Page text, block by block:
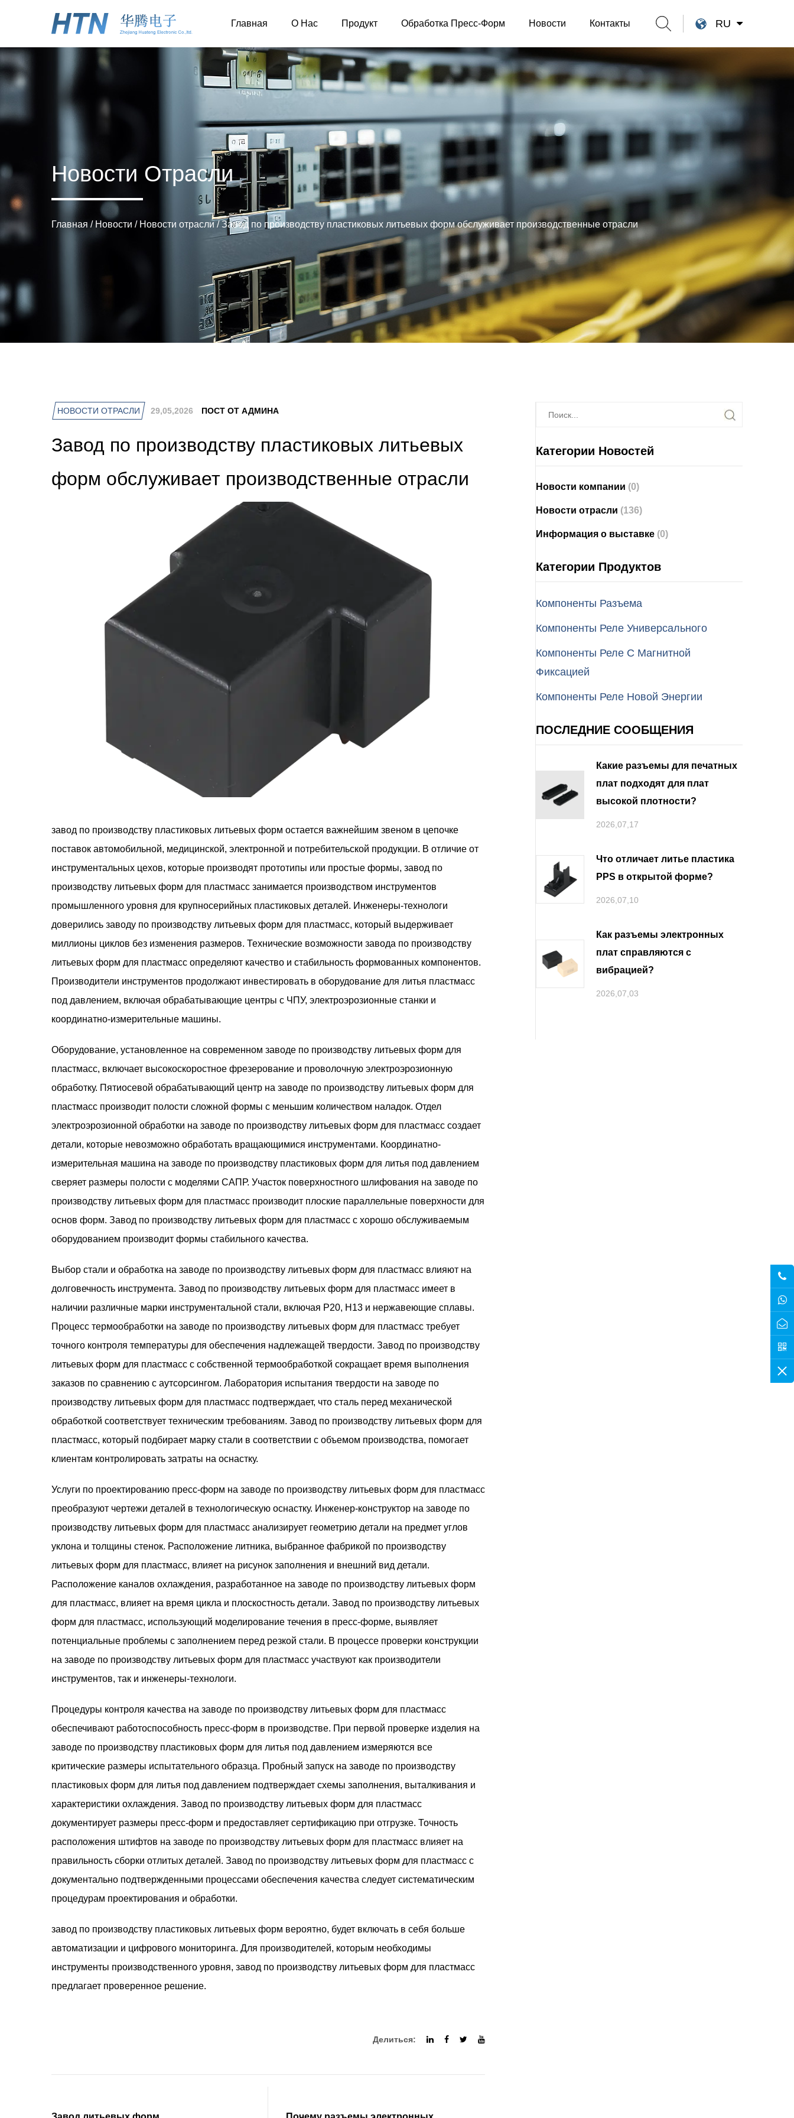
Главная О Нас Продукт Обработка Пресс-Форм Новости Контакты RU
Новости Отрасли
Главная /Новости / Новости отрасли/Завод по производству пластиковых литьевых форм обслуживает производственные отрасли
Категории Новостей
Новости компании (0)
Новости отрасли (136)
Информация о выставке (0)
Категории Продуктов
Компоненты Разъема
Компоненты Реле Универсального
Компоненты Реле С Магнитной
Фиксацией
Компоненты Реле Новой Энергии
ПОСЛЕДНИЕ СООБЩЕНИЯ
Какие разъемы для печатных
плат подходят для плат
высокой плотности
2026,07,17
Что отличает литье пластика
PPS в открытой форме
2026,07,10
Как разъемы электронных
плат справляются с
вибрацией
2026,07,03
НОВОСТИ ОТРАСЛИ 29,05,2026 ПОСТ ОТ АДМИНА
Завод по производству пластиковых литьевых
форм обслуживает производственные отрасли
завод по производству пластиковых литьевых форм остается важнейшим звеном в цепочке
поставок автомобильной, медицинской, электронной и потребительской продукции. В отличие от
инструментальных цехов, которые производят прототипы или простые формы, завод по
производству литьевых форм для пластмасс занимается производством инструментов
промышленного уровня для крупносерийных пластиковых деталей. Инженеры-технологи
доверились заводу по производству литьевых форм для пластмасс, который выдерживает
миллионы циклов без изменения размеров. Технические возможности завода по производству
литьевых форм для пластмасс определяют качество и стабильность формованных компонентов.
Производители инструментов продолжают инвестировать в оборудование для литья пластмасс
под давлением, включая обрабатывающие центры с ЧПУ, электроэрозионные станки и
координатно-измерительные машины.
Оборудование, установленное на современном заводе по производству литьевых форм для
пластмасс, включает высокоскоростное фрезерование и проволочную электроэрозионную
обработку. Пятиосевой обрабатывающий центр на заводе по производству литьевых форм для
пластмасс производит полости сложной формы с меньшим количеством наладок. Отдел
электроэрозионной обработки на заводе по производству литьевых форм для пластмасс создает
детали, которые невозможно обработать вращающимися инструментами. Координатно-
измерительная машина на заводе по производству пластиковых форм для литья под давлением
сверяет размеры полости с моделями САПР. Участок поверхностного шлифования на заводе по
производству литьевых форм для пластмасс производит плоские параллельные поверхности для
основ форм. Завод по производству литьевых форм для пластмасс с хорошо обслуживаемым
оборудованием производит формы стабильного качества.
Выбор стали и обработка на заводе по производству литьевых форм для пластмасс влияют на
долговечность инструмента. Завод по производству литьевых форм для пластмасс имеет в
наличии различные марки инструментальной стали, включая P20, H13 и нержавеющие сплавы.
Процесс термообработки на заводе по производству литьевых форм для пластмасс требует
точного контроля температуры для обеспечения надлежащей твердости. Завод по производству
литьевых форм для пластмасс с собственной термообработкой сокращает время выполнения
заказов по сравнению с аутсорсингом. Лаборатория испытания твердости на заводе по
производству литьевых форм для пластмасс подтверждает, что сталь перед механической
обработкой соответствует техническим требованиям. Завод по производству литьевых форм для
пластмасс, который подбирает марку стали в соответствии с объемом производства, помогает
клиентам контролировать затраты на оснастку.
Услуги по проектированию пресс-форм на заводе по производству литьевых форм для пластмасс
преобразуют чертежи деталей в технологическую оснастку. Инженер-конструктор на заводе по
производству литьевых форм для пластмасс анализирует геометрию детали на предмет углов
уклона и толщины стенок. Расположение литника, выбранное фабрикой по производству
литьевых форм для пластмасс, влияет на рисунок заполнения и внешний вид детали.
Расположение каналов охлаждения, разработанное на заводе по производству литьевых форм
для пластмасс, влияет на время цикла и плоскостность детали. Завод по производству литьевых
форм для пластмасс, использующий моделирование течения в пресс-форме, выявляет
потенциальные проблемы с заполнением перед резкой стали. В процессе проверки конструкции
на заводе по производству литьевых форм для пластмасс участвуют как производители
инструментов, так и инженеры-технологи.
Процедуры контроля качества на заводе по производству литьевых форм для пластмасс
обеспечивают работоспособность пресс-форм в производстве. При первой проверке изделия на
заводе по производству пластиковых форм для литья под давлением измеряются все
критические размеры испытательного образца. Пробный запуск на заводе по производству
пластиковых форм для литья под давлением подтверждает схемы заполнения, выталкивания и
характеристики охлаждения. Завод по производству литьевых форм для пластмасс
документирует размеры пресс-форм и предоставляет сертификацию при отгрузке. Точность
расположения штифтов на заводе по производству литьевых форм для пластмасс влияет на
правильность сборки отлитых деталей. Завод по производству литьевых форм для пластмасс с
документально подтвержденными процессами обеспечения качества следует систематическим
процедурам проектирования и обработки.
завод по производству пластиковых литьевых форм вероятно, будет включать в себя больше
автоматизации и цифрового мониторинга. Для производителей, которым необходимы
инструменты производственного уровня, завод по производству литьевых форм для пластмасс
предлагает проверенное решение.
Делиться: